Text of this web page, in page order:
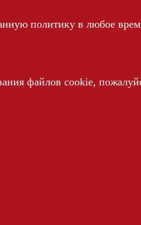
политику в любое
файлов cookie,